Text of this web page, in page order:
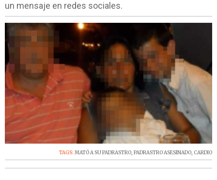
un mensaje en redes sociales.
TAGS: MATÓ A SU PADRASTRO, PADRASTRO ASESINADO, CARDIO